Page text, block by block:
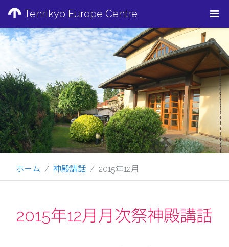
Tenrikyo Europe Centre
ホーム 神殿講話 2015年12月
2015年12月月次祭神殿講話